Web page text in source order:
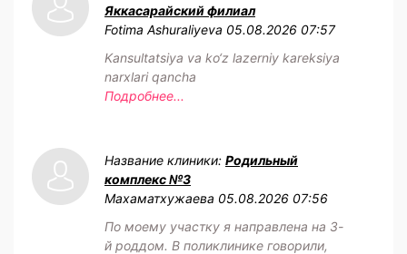
Яккасарайский филиал
Fotima Ashuraliyeva 05.08.2026 07:57
Kansultatsiya va ko‘z lazerniy kareksiya
narxlari qancha
Подробнее...
Название клиники: Родильный
комплекс №3
Махаматхужаева 05.08.2026 07:56
По моему участку я направлена на 3-
й роддом. В поликлинике говорили,